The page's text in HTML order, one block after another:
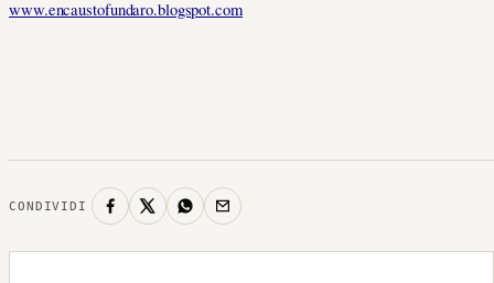
www.encaustofundaro.blogspot.com
CONDIVIDI